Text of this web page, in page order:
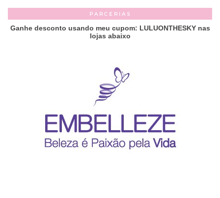
PARCERIAS
Ganhe desconto usando meu cupom: LULUONTHESKY nas
lojas abaixo